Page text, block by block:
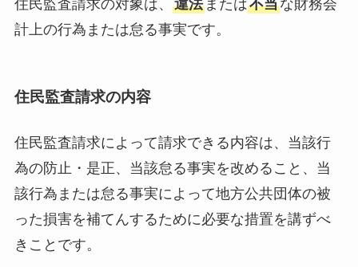
住民監査請求の対象は、 違法または不当な財務会
計上の行為または怠る事実です。
住民監査請求の内容
住民監査請求によって請求できる内容は、当該行
為の防止・是正、当該怠る事実を改めること、当
該行為または怠る事実によって地方公共団体の被
った損害を補てんするために必要な措置を講ずべ
きことです。